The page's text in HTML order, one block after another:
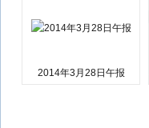
2014年3月28日午报